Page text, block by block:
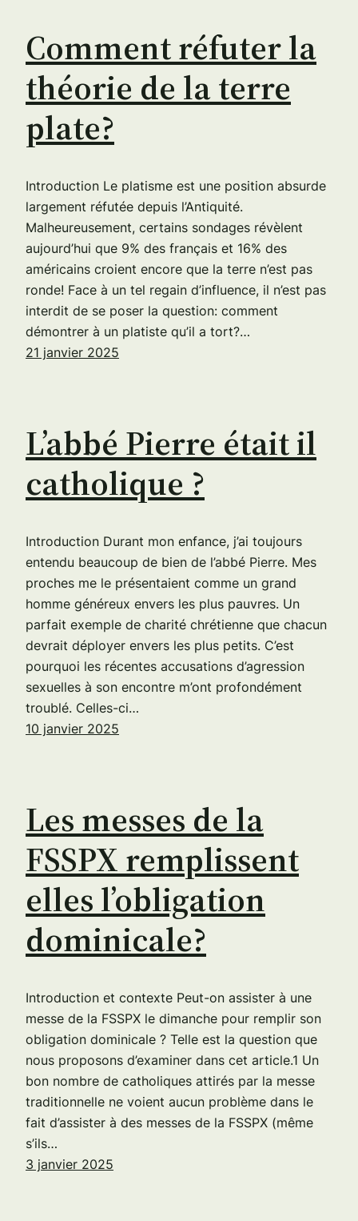
Comment réfuter la
théorie de la terre
plate?
Introduction Le platisme est une position absurde
largement réfutée depuis l’Antiquité.
Malheureusement, certains sondages révèlent
aujourd’hui que 9% des français et 16% des
américains croient encore que la terre n’est pas
ronde! Face à un tel regain d’influence, il n’est pas
interdit de se poser la question: comment
démontrer à un platiste qu’il a tort?…
21 janvier 2025
L’abbé Pierre était il
catholique ?
Introduction Durant mon enfance, j’ai toujours
entendu beaucoup de bien de l’abbé Pierre. Mes
proches me le présentaient comme un grand
homme généreux envers les plus pauvres. Un
parfait exemple de charité chrétienne que chacun
devrait déployer envers les plus petits. C’est
pourquoi les récentes accusations d’agression
sexuelles à son encontre m’ont profondément
troublé. Celles-ci…
10 janvier 2025
Les messes de la
FSSPX remplissent
elles l’obligation
dominicale?
Introduction et contexte Peut-on assister à une
messe de la FSSPX le dimanche pour remplir son
obligation dominicale ? Telle est la question que
nous proposons d’examiner dans cet article.1 Un
bon nombre de catholiques attirés par la messe
traditionnelle ne voient aucun problème dans le
fait d’assister à des messes de la FSSPX (même
s’ils…
3 janvier 2025